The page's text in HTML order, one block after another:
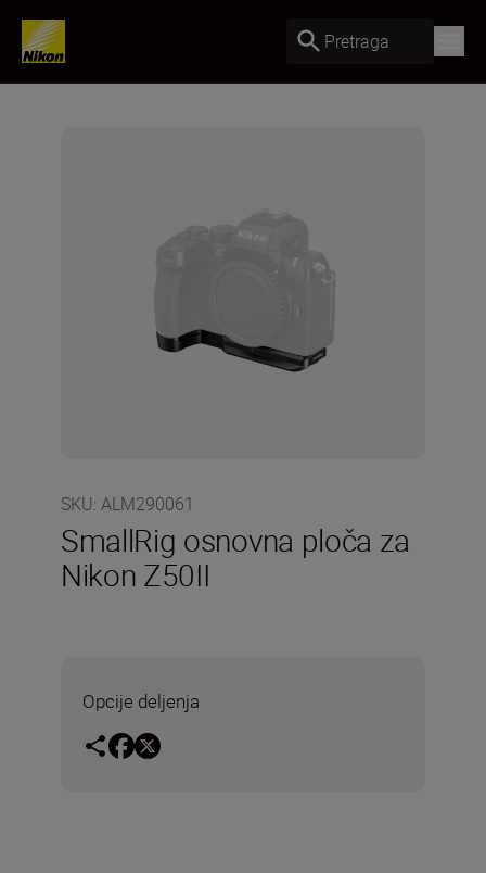
Pretraga
SKU: ALM290061
SmallRig osnovna ploča za
Nikon Z50II
Opcije deljenja